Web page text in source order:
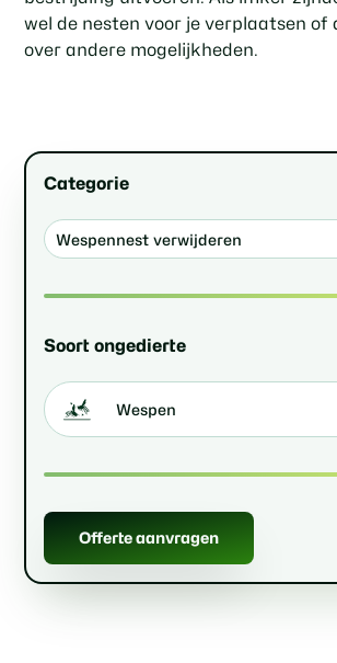
Categorie
Wespennest verwijderen
Soort ongedierte
Wespen
Offerte aanvragen
wel de nesten voor je verplaatsen of
over andere mogelijkheden.